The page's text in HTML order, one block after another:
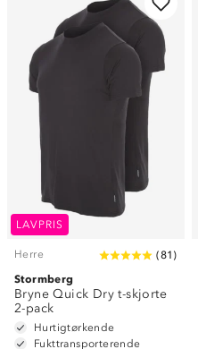
LAVPRIS
Herre (81 )
Stormberg
Bryne Quick Dry t-skjorte
2-pack
Hurtigtørkende
Fukttransporterende